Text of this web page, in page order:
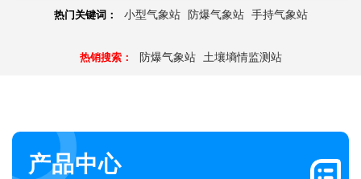
热门关键词： 小型气象站 防爆气象站 手持气象站
热销搜索： 防爆气象站 土壤墒情监测站
产品中心